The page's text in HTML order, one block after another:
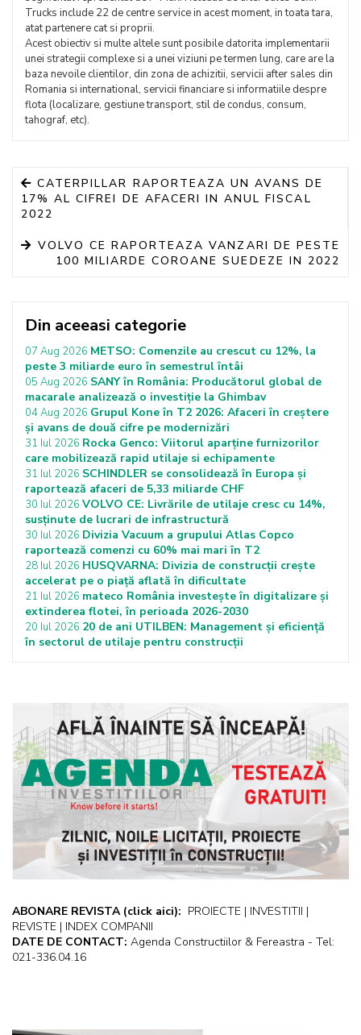
Trucks include 22 de centre service in acest moment, in toata tara,
atat partenere cat si proprii.
Acest obiectiv si multe altele sunt posibile datorita implementarii
unei strategii complexe si a unei viziuni pe termen lung, care are la
baza nevoile clientilor, din zona de achizitii, servicii after sales din
Romania si international, servicii financiare si informatiile despre
flota (localizare, gestiune transport, stil de condus, consum,
tahograf, etc).
CATERPILLAR RAPORTEAZA UN AVANS DE
17% AL CIFREI DE AFACERI IN ANUL FISCAL
2022
VOLVO CE RAPORTEAZA VANZARI DE PESTE
100 MILIARDE COROANE SUEDEZE IN 2022
Din aceeasi categorie
07 Aug 2026 METSO: Comenzile au crescut cu 12%, la
peste 3 miliarde euro în semestrul întâi
05 Aug 2026 SANY în România: Producătorul global de
macarale analizează o investiție la Ghimbav
04 Aug 2026 Grupul Kone în T2 2026: Afaceri în creștere
și avans de două cifre pe modernizări
31 Iul 2026 Rocka Genco: Viitorul aparține furnizorilor
care mobilizează rapid utilaje si echipamente
31 Iul 2026 SCHINDLER se consolidează în Europa și
raportează afaceri de 5,33 miliarde CHF
30 Iul 2026 VOLVO CE: Livrările de utilaje cresc cu 14%,
susținute de lucrari de infrastructură
30 Iul 2026 Divizia Vacuum a grupului Atlas Copco
raportează comenzi cu 60% mai mari în T2
28 Iul 2026 HUSQVARNA: Divizia de construcții crește
accelerat pe o piață aflată în dificultate
21 Iul 2026 mateco România investește în digitalizare și
extinderea flotei, în perioada 2026-2030
20 Iul 2026 20 de ani UTILBEN: Management și eficiență
în sectorul de utilaje pentru construcții
ABONARE REVISTA (click aici): PROIECTE | INVESTITII |
REVISTE | INDEX COMPANII
DATE DE CONTACT: Agenda Constructiilor & Fereastra - Tel:
021-336.04.16